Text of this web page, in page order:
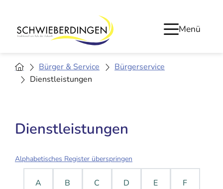
Menü
Bürger & Service
Bürgerservice
Dienstleistungen
Dienstleistungen
Alphabetisches Register überspringen
A B C D E F